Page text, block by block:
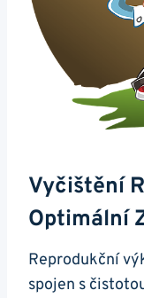
Vyčištění
Optimální
Reprodukční
spojen s